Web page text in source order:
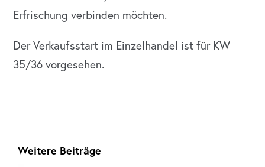
Erfrischung verbinden möchten.
Der Verkaufsstart im Einzelhandel ist für KW
35/36 vorgesehen.
Weitere Beiträge